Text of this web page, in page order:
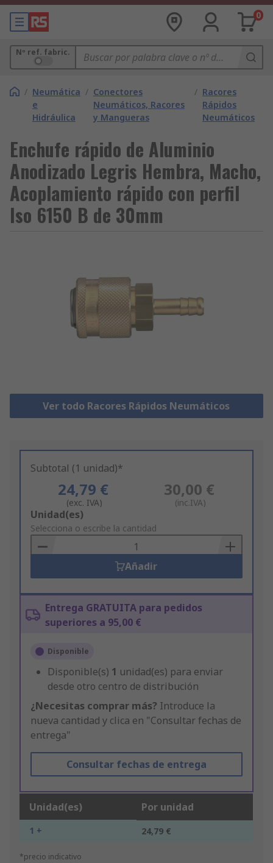
0
Nº ref. fabric.
/ Neumática
e
Hidráulica
/ Conectores
Neumáticos, Racores
y Mangueras
/ Racores
Rápidos
Neumáticos
Enchufe rápido de Aluminio
Anodizado Legris Hembra, Macho,
Acoplamiento rápido con perfil
Iso 6150 B de 30mm
Ver todo Racores Rápidos Neumáticos
Subtotal (1 unidad)*
24,79 €
(exc. IVA)
30,00 €
(inc.IVA)
Add
to
Basket
Unidad(es)
Selecciona o escribe la cantidad
Añadir
Entrega GRATUITA para pedidos
superiores a 95,00 €
Disponible
Disponible(s) 1 unidad(es) para enviar
desde otro centro de distribución
¿Necesitas comprar más? Introduce la
nueva cantidad y clica en "Consultar fechas de
entrega"
Consultar fechas de entrega
Unidad(es) Por unidad
1 + 24,79 €
*precio indicativo